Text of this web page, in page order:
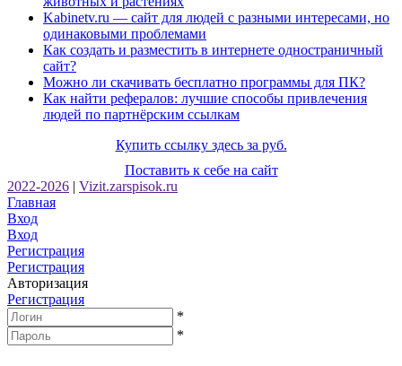
Kabinetv.ru — сайт для людей с разными интересами, но
одинаковыми проблемами
Как создать и разместить в интернете одностраничный
сайт?
Можно ли скачивать бесплатно программы для ПК?
Как найти рефералов: лучшие способы привлечения
людей по партнёрским ссылкам
Купить ссылку здесь за руб.
Поставить к себе на сайт
2022-2026 | Vizit.zarspisok.ru
Главная
Вход
Вход
Регистрация
Регистрация
Авторизация
Регистрация
*
*